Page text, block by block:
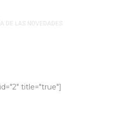
title="true"]